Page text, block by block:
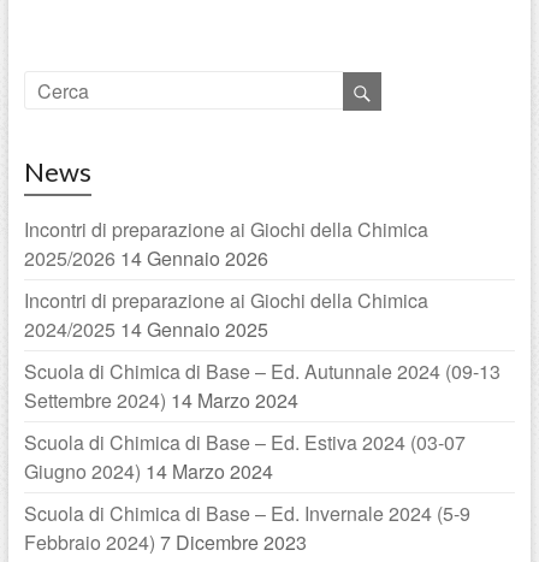
News
Incontri di preparazione ai Giochi della Chimica
2025/2026 14 Gennaio 2026
Incontri di preparazione ai Giochi della Chimica
2024/2025 14 Gennaio 2025
Scuola di Chimica di Base – Ed. Autunnale 2024 (09-13
Settembre 2024) 14 Marzo 2024
Scuola di Chimica di Base – Ed. Estiva 2024 (03-07
Giugno 2024) 14 Marzo 2024
Scuola di Chimica di Base – Ed. Invernale 2024 (5-9
Febbraio 2024) 7 Dicembre 2023